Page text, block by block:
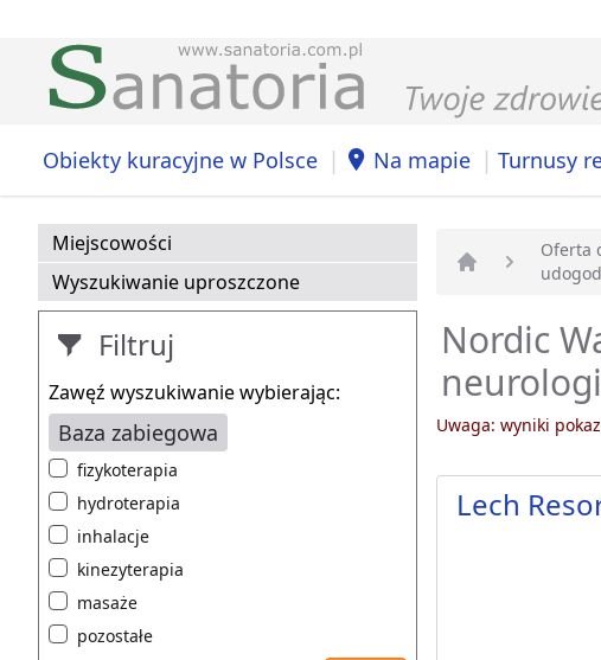
Obiekty kuracyjne w Polsce | Na mapie | Turnusy
Miejscowości
Wyszukiwanie uproszczone
Filtruj
Zawęź wyszukiwanie wybierając:
Baza zabiegowa
fizykoterapia
hydroterapia
inhalacje
kinezyterapia
masaże
pozostałe
Strona główna
Oferta
Nordic
Uwaga: wyniki
Lech